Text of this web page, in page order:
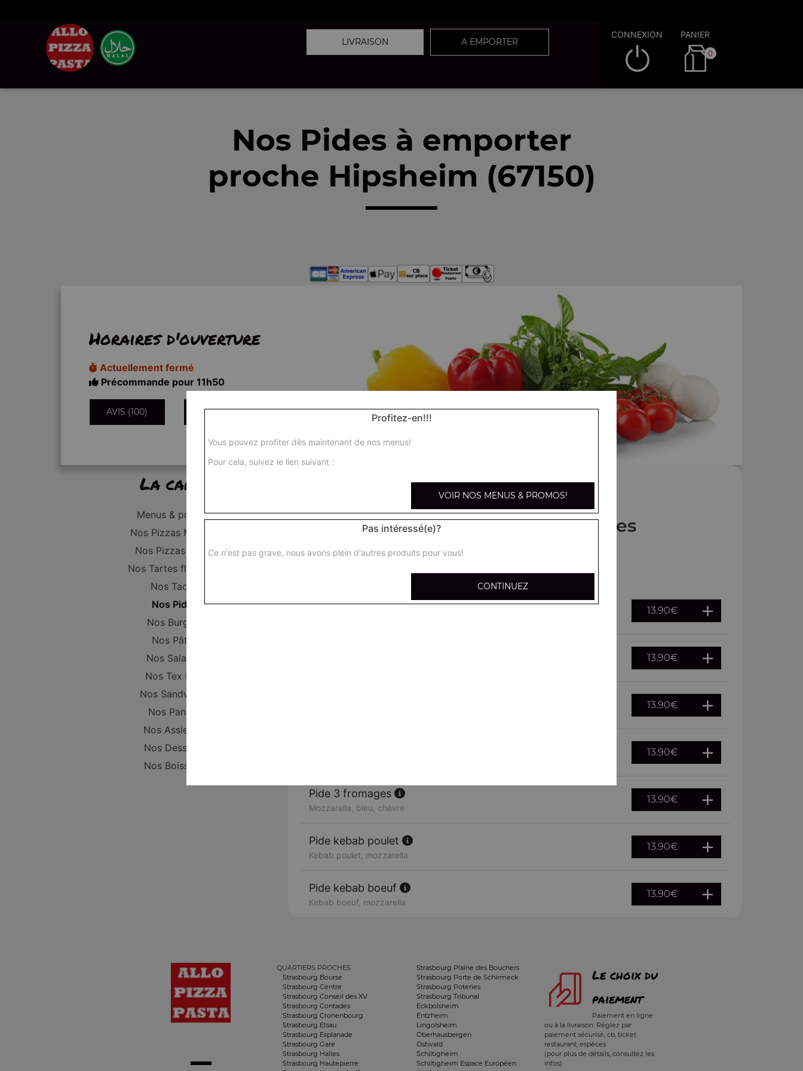
LIVRAISON A EMPORTER
CONNEXION PANIER
0
Nos Pides à emporter
proche Hipsheim (67150)
Horaires d'ouverture
Actuellement fermé
Précommande pour 11h50
AVIS (100) INFORMATIONS
La carte
Menus & promos
Nos Pizzas Médium
Nos Pizzas Large
Nos Tartes flambées
Nos Tacos
Nos Pides
Nos Burgers
Nos Pâtes
Nos Salades
Nos Tex Mex
Nos Sandwichs
Nos Paninis
Nos Assiettes
Nos Desserts
Nos Boissons
Nos Pides
Pide bolognaise 13.90€
13.90€
13.90€
13.90€
Pide 3 fromages
Mozzarella, bleu, chèvre
13.90€
Pide kebab poulet
Kebab poulet, mozzarella
13.90€
Pide kebab boeuf
Kebab boeuf, mozzarella
13.90€
QUARTIERS PROCHES
Strasbourg Bourse
Strasbourg Centre
Strasbourg Conseil des XV
Strasbourg Contades
Strasbourg Cronenbourg
Strasbourg Elsau
Strasbourg Esplanade
Strasbourg Gare
Strasbourg Halles
Strasbourg Hautepierre
Strasbourg Plaine des Bouchers
Strasbourg Porte de Schirmeck
Strasbourg Poteries
Strasbourg Tribunal
Eckbolsheim
Entzheim
Lingolsheim
Oberhausbergen
Ostwald
Schiltigheim
Schiltigheim Espace Européen
Le choix du
paiement
Paiement en ligne
ou à la livraison. Réglez par
paiement sécurisé, cb, ticket
restaurant, espèces.
(pour plus de détails, consultez les
infos)
Profitez-en!!!
Vous pouvez profiter dès maintenant de nos menus!
Pour cela, suivez le lien suivant :
VOIR NOS MENUS & PROMOS!
Pas intéressé(e)?
Ce n'est pas grave, nous avons plein d'autres produits pour vous!
CONTINUEZ